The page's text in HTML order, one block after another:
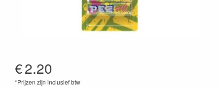
€2.20
*Prijzen zijn inclusief btw